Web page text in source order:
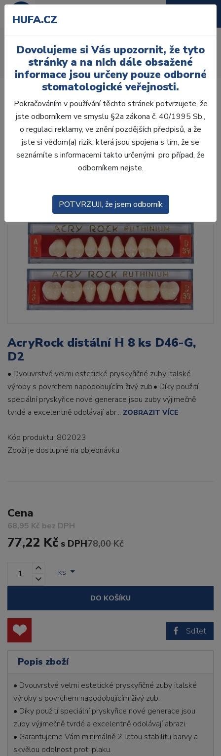
Úvod Zuby
AcryRock
AcryRock distální H 8 ks D46-G, D2
AcryRock distální H 8 ks D46-G,
D2
• Dvouvrstvé velmi estetické pryskyřičné zuby italské
výroby s povrchem napodobujícím živý zub.• Díky použití
speciální pryskyřice nové generace jsou zuby výjimečně
tvrdé a excelentně odolávají abr... ZOBRAZIT VÍCE
Kód produktu: 802023
Zboží je dostupné na objednávku
Cena
68,95 Kč bez DPH
77,22 Kč s DPH78,00 Kč
ks
DO KOŠÍKU
Sdílet
Popis zboží
• Dvouvrstvé velmi estetické pryskyřičné zuby italské
výroby s povrchem napodobujícím živý zub.
• Díky použití speciální pryskyřice nové generace jsou
zuby výjimečně tvrdé a excelentně odolávají abrazi.
• Garantujeme Vám minimálně 2 letou stabilitu barvy a
skvělou odolnost proti plaku.
HUFA.CZ
Dovolujeme si Vás upozornit, že tyto
stránky a na nich dále obsažené
informace jsou určeny pouze odborné
stomatologické veřejnosti.
Pokračováním v používání těchto stránek potvrzujete, že
jste odborníkem ve smyslu §2a zákona č. 40/1995 Sb.,
o regulaci reklamy, ve znění pozdějších předpisů, a že
jste si vědom(a) rizik, která jsou spojena s tím, že se
seznámíte s informacemi takto určenými pro případ, že
odborníkem nejste.
POTVRZUJI, že jsem odborník